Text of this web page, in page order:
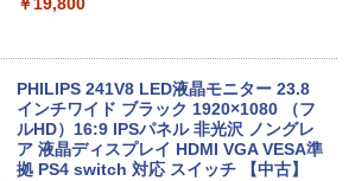
軽量 ブルートゥースHi-Fi 最大36時間再生 ぶ
るーとゅーす コードレス ENCノイズキャン
セリング 自動ペアリング Type-C充電 マイク
付き 防水 タッチ式音量調整 スポーツ/通勤/通
学/WEB会議(ホワイト)
￥250
強炭酸水 ペットボトル 500ミリリットル (Sm
art Basic)
￥1,625
￥810
【期間限定 ポイントUP＆クーポン配
布】 Lenovo 500e Chromebook Gen 4
s 2in1 ノートパソコン 83L5S00000 Chr
omeOS N100 メモリ4GB eMMC64GB 1
高スペッ 初期設定済み
￥45,700
￥19,800
PHILIPS 241V8 LED液晶モニター 23.8
インチワイド ブラック 1920×1080 （フ
ルHD）16:9 IPSパネル 非光沢 ノングレ
ア 液晶ディスプレイ HDMI VGA VESA準
拠 PS4 switch 対応 スイッチ 【中古】